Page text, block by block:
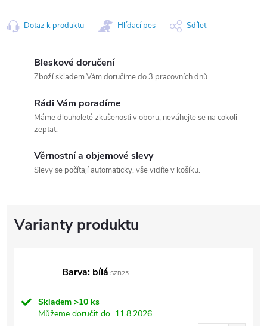
Dotaz k produktu Hlídací pes Sdílet
Bleskové doručení
Zboží skladem Vám doručíme do 3 pracovních dnů.
Rádi Vám poradíme
Máme dlouholeté zkušenosti v oboru, neváhejte se na cokoli
zeptat.
Věrnostní a objemové slevy
Slevy se počítají automaticky, vše vidíte v košíku.
Barva: bílá SZB25
Skladem >10 ks
Můžeme doručit do 11.8.2026